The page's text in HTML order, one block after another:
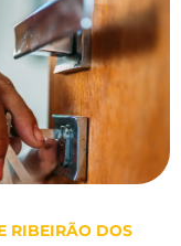
RIBEIRÃO DOS